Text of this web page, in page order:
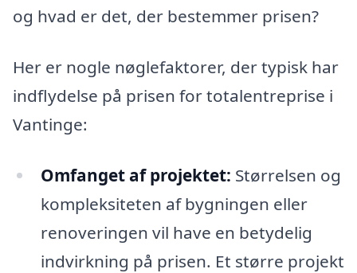
og hvad er det, der bestemmer prisen?
Her er nogle nøglefaktorer, der typisk har
indflydelse på prisen for totalentreprise i
Vantinge:
Omfanget af projektet: Størrelsen og
kompleksiteten af bygningen eller
renoveringen vil have en betydelig
indvirkning på prisen. Et større projekt